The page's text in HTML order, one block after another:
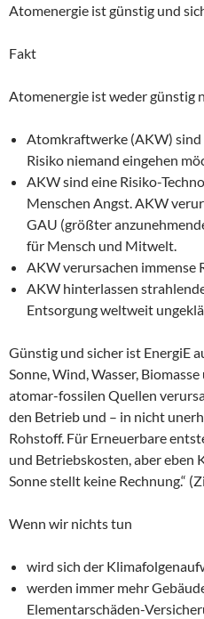
Atomenergie ist günstig und
Fakt
Atomenergie ist weder günstig
Atomkraftwerke (AKW) sind
Risiko niemand eingehen
AKW sind eine Risiko-
Menschen Angst. AKW
GAU (größter
für Mensch und Mitwelt.
AKW verursachen immense
AKW hinterlassen
Entsorgung weltweit
Günstig und sicher ist EnergiE
Sonne, Wind, Wasser,
atomar-fossilen Quellen
den Betrieb und – in nicht
Rohstoff. Für Erneuerbare
und Betriebskosten, aber
Sonne stellt keine Rechnung.“
Wenn wir nichts tun
wird sich der
werden immer mehr
Elementarschäden-